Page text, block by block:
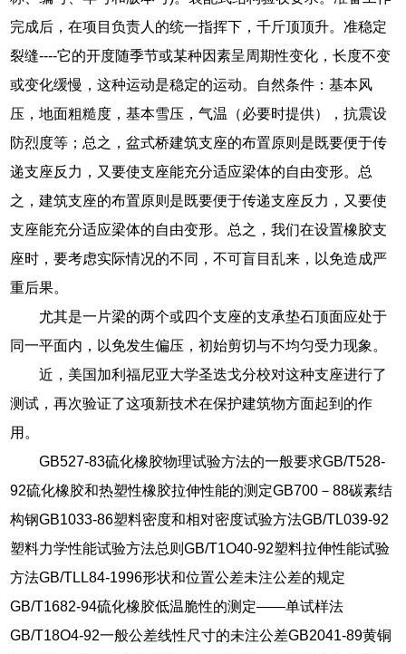
完成后，在项目负责人的统一指挥下，千斤顶顶升。准稳定
裂缝----它的开度随季节或某种因素呈周期性变化，长度不变
或变化缓慢，这种运动是稳定的运动。自然条件：基本风
压，地面粗糙度，基本雪压，气温（必要时提供），抗震设
防烈度等；总之，盆式桥建筑支座的布置原则是既要便于传
递支座反力，又要使支座能充分适应梁体的自由变形。总
之，建筑支座的布置原则是既要便于传递支座反力，又要使
支座能充分适应梁体的自由变形。总之，我们在设置橡胶支
座时，要考虑实际情况的不同，不可盲目乱来，以免造成严
重后果。
尤其是一片梁的两个或四个支座的支承垫石顶面应处于
同一平面内，以免发生偏压，初始剪切与不均匀受力现象。
近，美国加利福尼亚大学圣迭戈分校对这种支座进行了
测试，再次验证了这项新技术在保护建筑物方面起到的作
用。
GB527-83硫化橡胶物理试验方法的一般要求GB/T528-
92硫化橡胶和热塑性橡胶拉伸性能的测定GB700－88碳素结
构钢GB1033-86塑料密度和相对密度试验方法GB/TL039-92
塑料力学性能试验方法总则GB/T1O40-92塑料拉伸性能试验
方法GB/TLL84-1996形状和位置公差未注公差的规定
GB/T1682-94硫化橡胶低温脆性的测定——单试样法
GB/T18O4-92一般公差线性尺寸的未注公差GB2041-89黄铜